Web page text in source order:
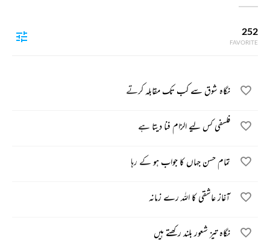
252
FAVORITE
نگاہ شوق سے کب تک مقابلہ کرتے
فلسفی کس لیے الزام فنا دیتا ہے
تمام حسن جہاں کا جواب ہو کے رہا
آغاز عاشقی کا اللہ رے زمانہ
نگاہ تیز شعور بلند رکھتے ہیں